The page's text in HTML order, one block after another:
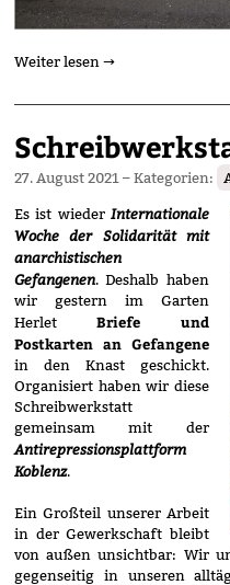
Weiter lesen „DIY-
auf
Verkehrswende-
Aktionstag“
→
27. August 2021 – Kategorien:
Es ist wiederInternationale
Woche der Solidarität mit
anarchistischen
Gefangenen. Deshalb haben
wir gestern im Garten
HerletBriefe und
Postkarten an Gefangene
in den Knast geschickt.
Organisiert haben wir diese
Schreibwerkstatt
gemeinsam mit der
Antirepressionsplattform
Koblenz.
Ein Großteil unserer Arbeit
in der Gewerkschaft bleibt
von außen unsichtbar: Wir
gegenseitig in unseren